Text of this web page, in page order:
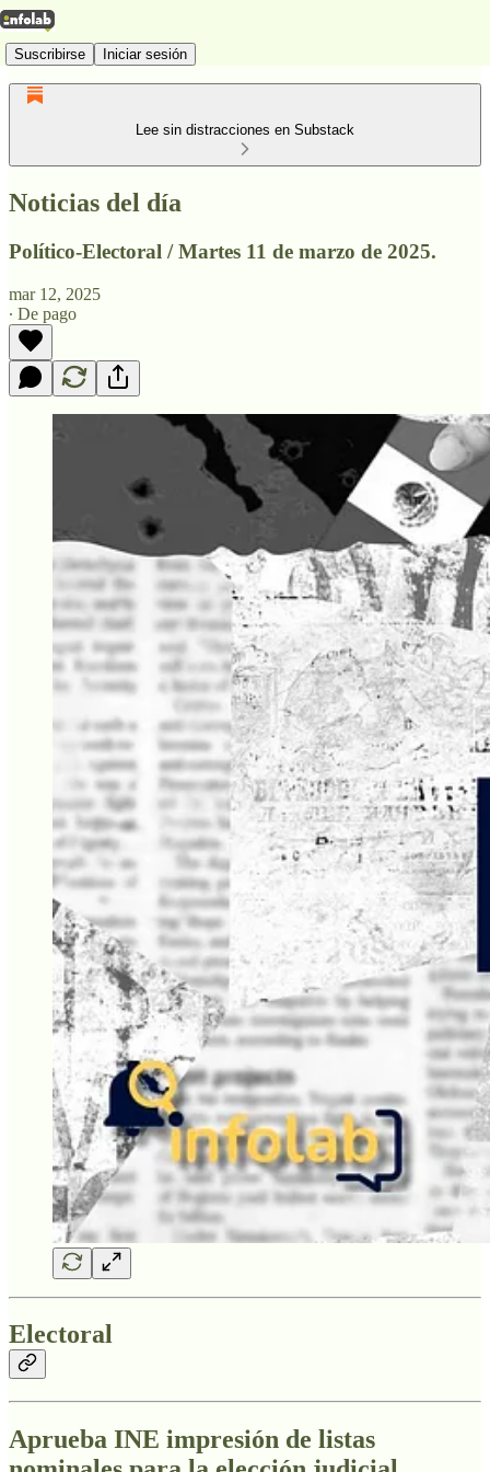
Suscribirse Iniciar sesión
Lee sin distracciones en Substack
Noticias del día
Político-Electoral / Martes 11 de marzo de 2025.
mar 12, 2025
∙ De pago
Electoral
Aprueba INE impresión de listas